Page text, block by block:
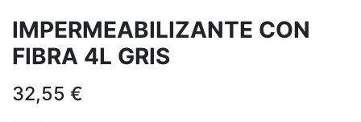
IMPERMEABILIZANTE CON
FIBRA 4L GRIS
32,55 €